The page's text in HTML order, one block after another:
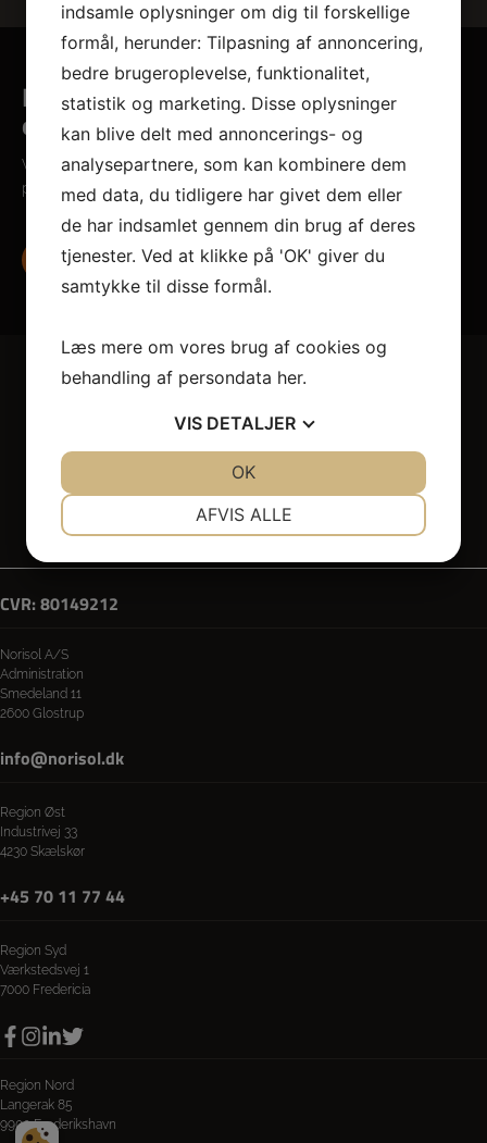
Produktion af tyndplade, træ, møbler
og materialepakker
Vi sætter en ære i leveringsdygtighed og leverer altid
produkter i den højeste kvalitet til den aftalte tid.
Kontakt vores produktion
Teknisk isolering
Privatlivspoltik & Cookies
Whistleblowerportal
CVR: 80149212
Norisol A/S
Administration
Smedeland 11
2600 Glostrup
info@norisol.dk
Region Øst
Industrivej 33
4230 Skælskør
+45 70 11 77 44
Region Syd
Værkstedsvej 1
7000 Fredericia
Region Nord
Langerak 85
9900 Frederikshavn
indsamle oplysninger om dig til forskellige
formål, herunder: Tilpasning af annoncering,
bedre brugeroplevelse, funktionalitet,
statistik og marketing. Disse oplysninger
kan blive delt med annoncerings- og
analysepartnere, som kan kombinere dem
med data, du tidligere har givet dem eller
de har indsamlet gennem din brug af deres
tjenester. Ved at klikke på 'OK' giver du
samtykke til disse formål.
Læs mere om vores brug af cookies og
behandling af persondata her.
VIS DETALJER
AFVIS ALLE
OK